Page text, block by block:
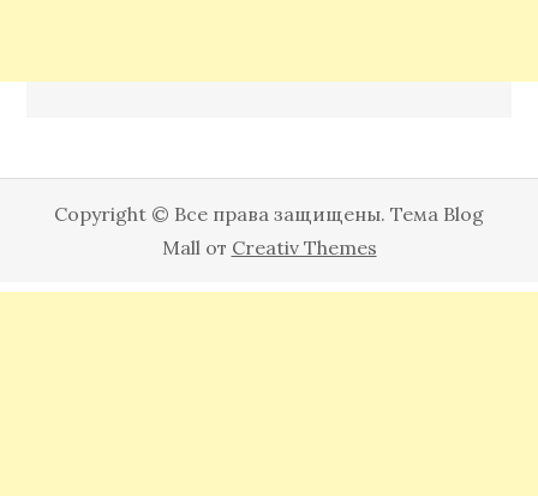
Copyright © Все права защищены. Тема Blog
Mall от Creativ Themes